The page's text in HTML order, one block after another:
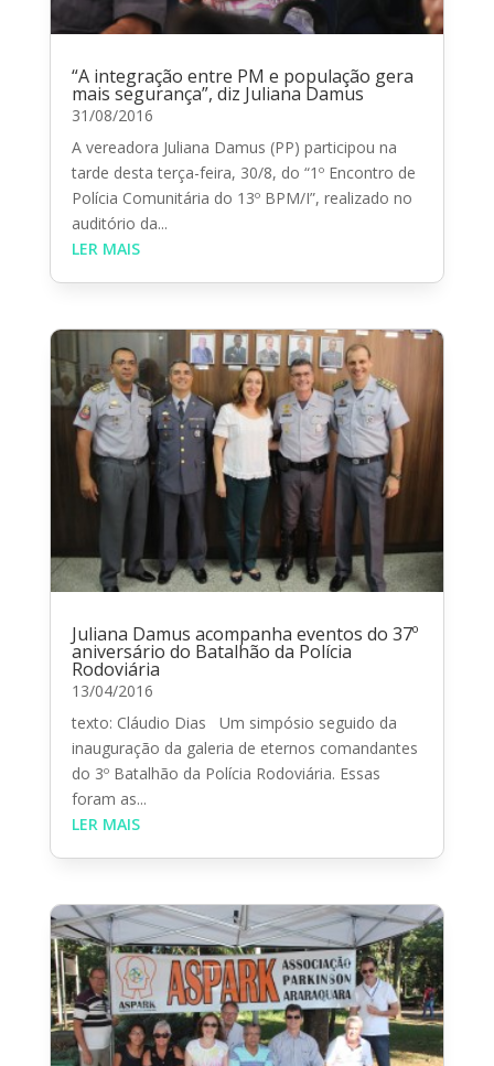
“A integração entre PM e população gera
mais segurança”, diz Juliana Damus
31/08/2016
A vereadora Juliana Damus (PP) participou na
tarde desta terça-feira, 30/8, do “1º Encontro de
Polícia Comunitária do 13º BPM/I”, realizado no
auditório da...
LER MAIS
Juliana Damus acompanha eventos do 37º
aniversário do Batalhão da Polícia
Rodoviária
13/04/2016
texto: Cláudio Dias Um simpósio seguido da
inauguração da galeria de eternos comandantes
do 3º Batalhão da Polícia Rodoviária. Essas
foram as...
LER MAIS